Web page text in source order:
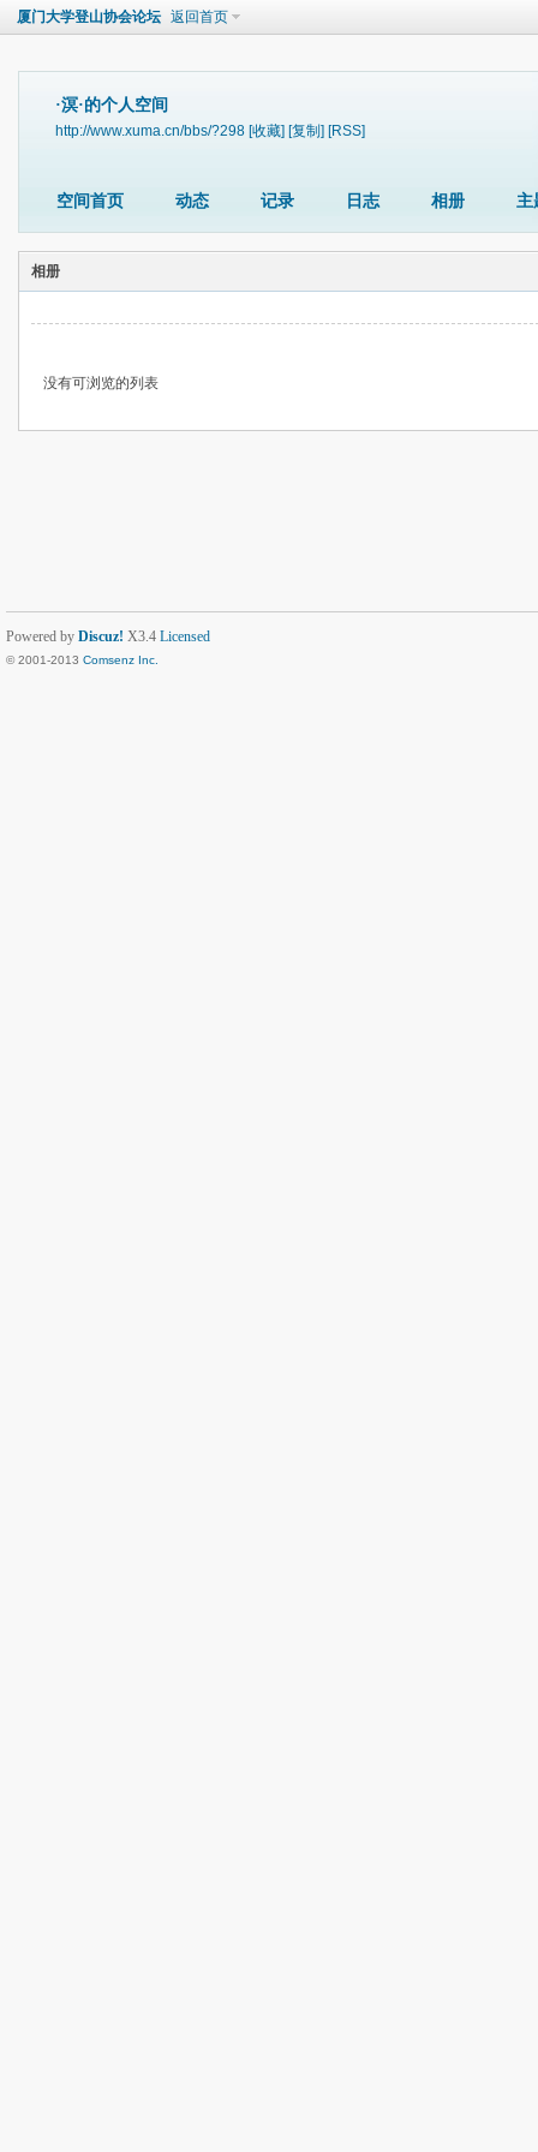
厦门大学登山协会论坛 返回首页
·溟·的个人空间
http://www.xuma.cn/bbs/?298 [收藏] [复制] [RSS]
空间首页 动态 记录 日志 相册 主
相册
没有可浏览的列表
Powered by Discuz! X3.4 Licensed
© 2001-2013 Comsenz Inc.